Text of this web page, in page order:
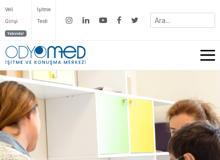
Veli
Girişi
Yakında!
İşitme
Testi